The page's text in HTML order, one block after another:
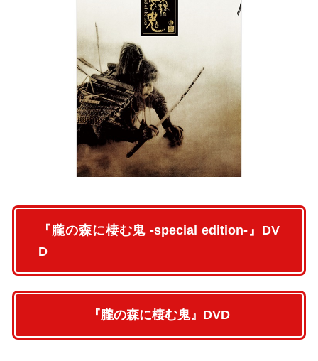
『朧の森に棲む鬼 -special edition-』DV
D
『朧の森に棲む鬼』DVD